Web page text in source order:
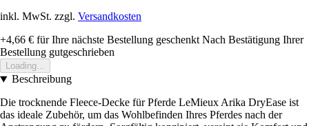
inkl. MwSt. zzgl. Versandkosten
+4,66 € für Ihre nächste Bestellung geschenkt Nach Bestätigung Ihrer
Bestellung gutgeschrieben
Loading...
Beschreibung
Die trocknende Fleece-Decke für Pferde LeMieux Arika DryEase ist
das ideale Zubehör, um das Wohlbefinden Ihres Pferdes nach der